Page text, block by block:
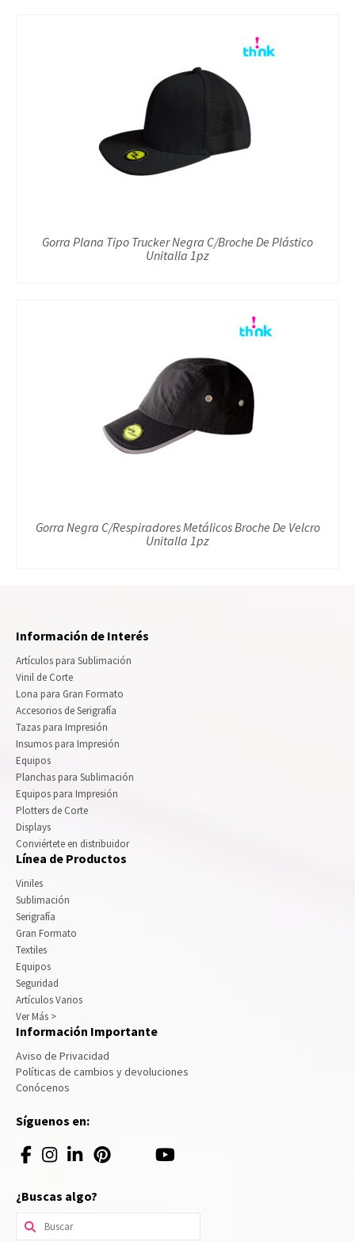
Gorra Plana Tipo Trucker Negra C/Broche De Plástico
Unitalla 1pz
Gorra Negra C/Respiradores Metálicos Broche De Velcro
Unitalla 1pz
Información de Interés
Artículos para Sublimación
Vinil de Corte
Lona para Gran Formato
Accesorios de Serigrafía
Tazas para Impresión
Insumos para Impresión
Equipos
Planchas para Sublimación
Equipos para Impresión
Plotters de Corte
Displays
Conviértete en distribuidor
Línea de Productos
Viniles
Sublimación
Serigrafía
Gran Formato
Textiles
Equipos
Seguridad
Artículos Varios
Ver Más >
Información Importante
Aviso de Privacidad
Políticas de cambios y devoluciones
Conócenos
Síguenos en:
¿Buscas algo?
Buscar
por: